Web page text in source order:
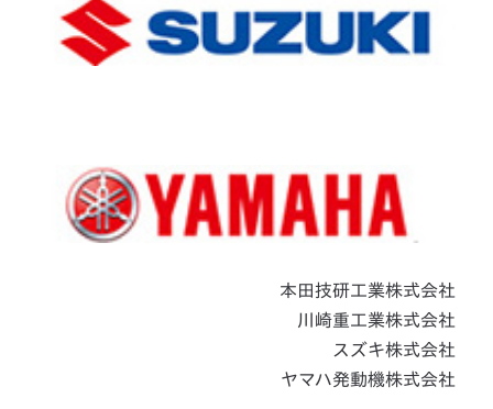
本田技研工業株式会社
川崎重工業株式会社
スズキ株式会社
ヤマハ発動機株式会社